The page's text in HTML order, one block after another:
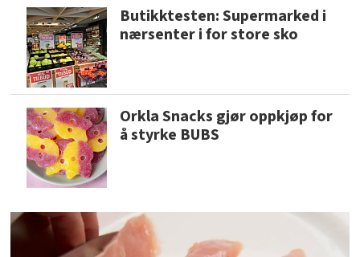
Butikktesten: Supermarked i
nærsenter i for store sko
Orkla Snacks gjør oppkjøp for
å styrke BUBS